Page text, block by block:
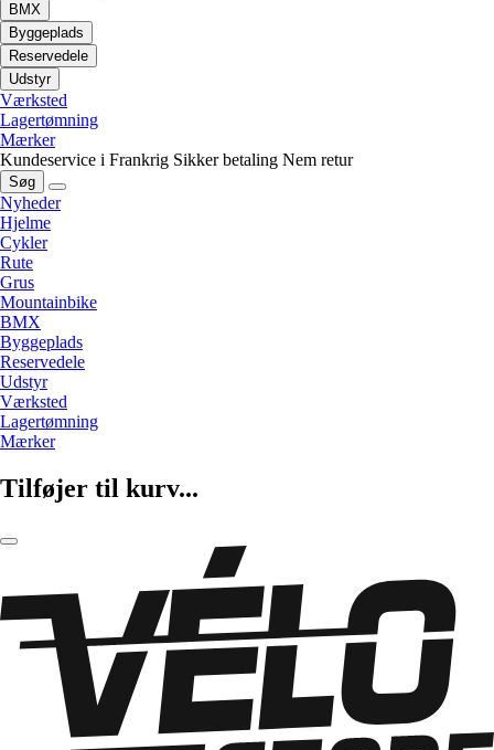
BMX
Byggeplads
Reservedele
Udstyr
Værksted
Lagertømning
Mærker
Kundeservice i Frankrig Sikker betaling Nem retur
Søg
Nyheder
Hjelme
Cykler
Rute
Grus
Mountainbike
BMX
Byggeplads
Reservedele
Udstyr
Værksted
Lagertømning
Mærker
Tilføjer til kurv...